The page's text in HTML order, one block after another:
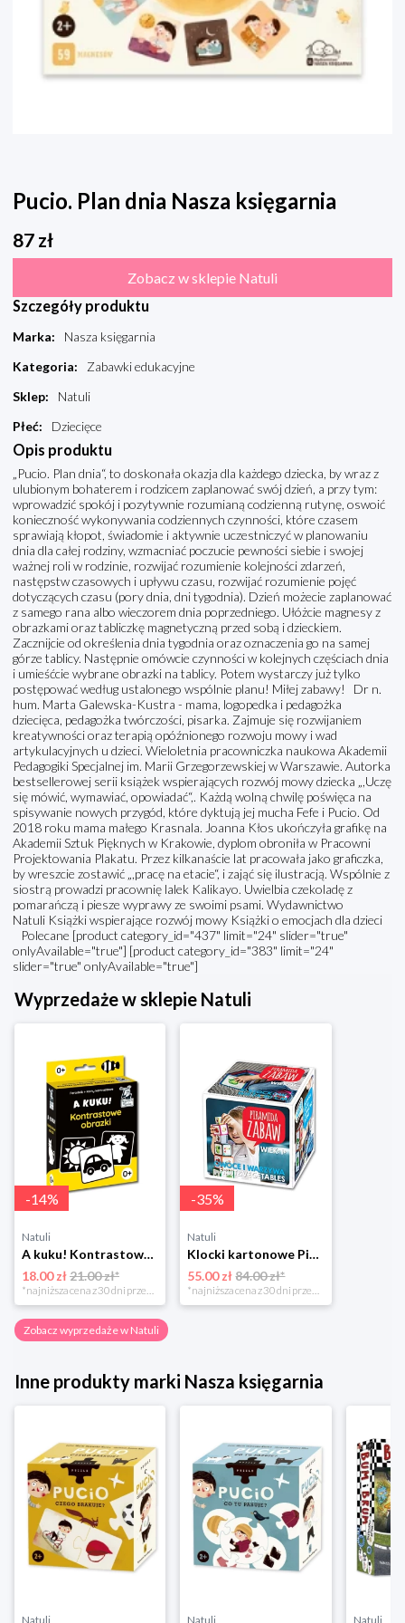
Pucio. Plan dnia Nasza księgarnia
87 zł
Zobacz w sklepie Natuli
Szczegóły produktu
Marka:
Nasza księgarnia
Kategoria:
Zabawki edukacyjne
Sklep:
Natuli
Płeć: Dziecięce
Opis produktu
„Pucio. Plan dnia“, to doskonała okazja dla każdego dziecka, by wraz z
ulubionym bohaterem i rodzicem zaplanować swój dzień, a przy tym:
wprowadzić spokój i pozytywnie rozumianą codzienną rutynę, oswoić
konieczność wykonywania codziennych czynności, które czasem
sprawiają kłopot, świadomie i aktywnie uczestniczyć w planowaniu
dnia dla całej rodziny, wzmacniać poczucie pewności siebie i swojej
ważnej roli w rodzinie, rozwijać rozumienie kolejności zdarzeń,
następstw czasowych i upływu czasu, rozwijać rozumienie pojęć
dotyczących czasu (pory dnia, dni tygodnia). Dzień możecie zaplanować
z samego rana albo wieczorem dnia poprzedniego. Ułóżcie magnesy z
obrazkami oraz tabliczkę magnetyczną przed sobą i dzieckiem.
Zacznijcie od określenia dnia tygodnia oraz oznaczenia go na samej
górze tablicy. Następnie omówcie czynności w kolejnych częściach dnia
i umieśćcie wybrane obrazki na tablicy. Potem wystarczy już tylko
postępować według ustalonego wspólnie planu! Miłej zabawy! Dr n.
hum. Marta Galewska-Kustra - mama, logopedka i pedagożka
dziecięca, pedagożka twórczości, pisarka. Zajmuje się rozwijaniem
kreatywności oraz terapią opóźnionego rozwoju mowy i wad
artykulacyjnych u dzieci. Wieloletnia pracowniczka naukowa Akademii
Pedagogiki Specjalnej im. Marii Grzegorzewskiej w Warszawie. Autorka
bestsellerowej serii książek wspierających rozwój mowy dziecka „,Uczę
się mówić, wymawiać, opowiadać“,. Każdą wolną chwilę poświęca na
spisywanie nowych przygód, które dyktują jej mucha Fefe i Pucio. Od
2018 roku mama małego Krasnala. Joanna Kłos ukończyła grafikę na
Akademii Sztuk Pięknych w Krakowie, dyplom obroniła w Pracowni
Projektowania Plakatu. Przez kilkanaście lat pracowała jako graficzka,
by wreszcie zostawić „,pracę na etacie“, i zająć się ilustracją. Wspólnie z
siostrą prowadzi pracownię lalek Kalikayo. Uwielbia czekoladę z
pomarańczą i piesze wyprawy ze swoimi psami. Wydawnictwo
Natuli Książki wspierające rozwój mowy Książki o emocjach dla dzieci
Polecane [product category_id="437" limit="24" slider="true"
onlyAvailable="true"] [product category_id="383" limit="24"
slider="true" onlyAvailable="true"]
Wyprzedaże w sklepie Natuli
-14%
Natuli
A kuku! Kontrastowe obrazki. Karty kontrastowe + poradnik 0+ Edgard
18.00 zł21.00 zł*
*najniższa cena z 30 dni przed obniżką
-35%
Natuli
Klocki kartonowe Piramida Zabaw. Owoce i Warzywa Piramida zabaw
55.00 zł 84.00 zł*
*najniższa cena z 30 dni przed obniżką
Zobacz wyprzedaże w Natuli
Inne produkty marki Nasza księgarnia
Natuli Natuli Natuli